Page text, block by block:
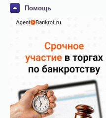
Помощь